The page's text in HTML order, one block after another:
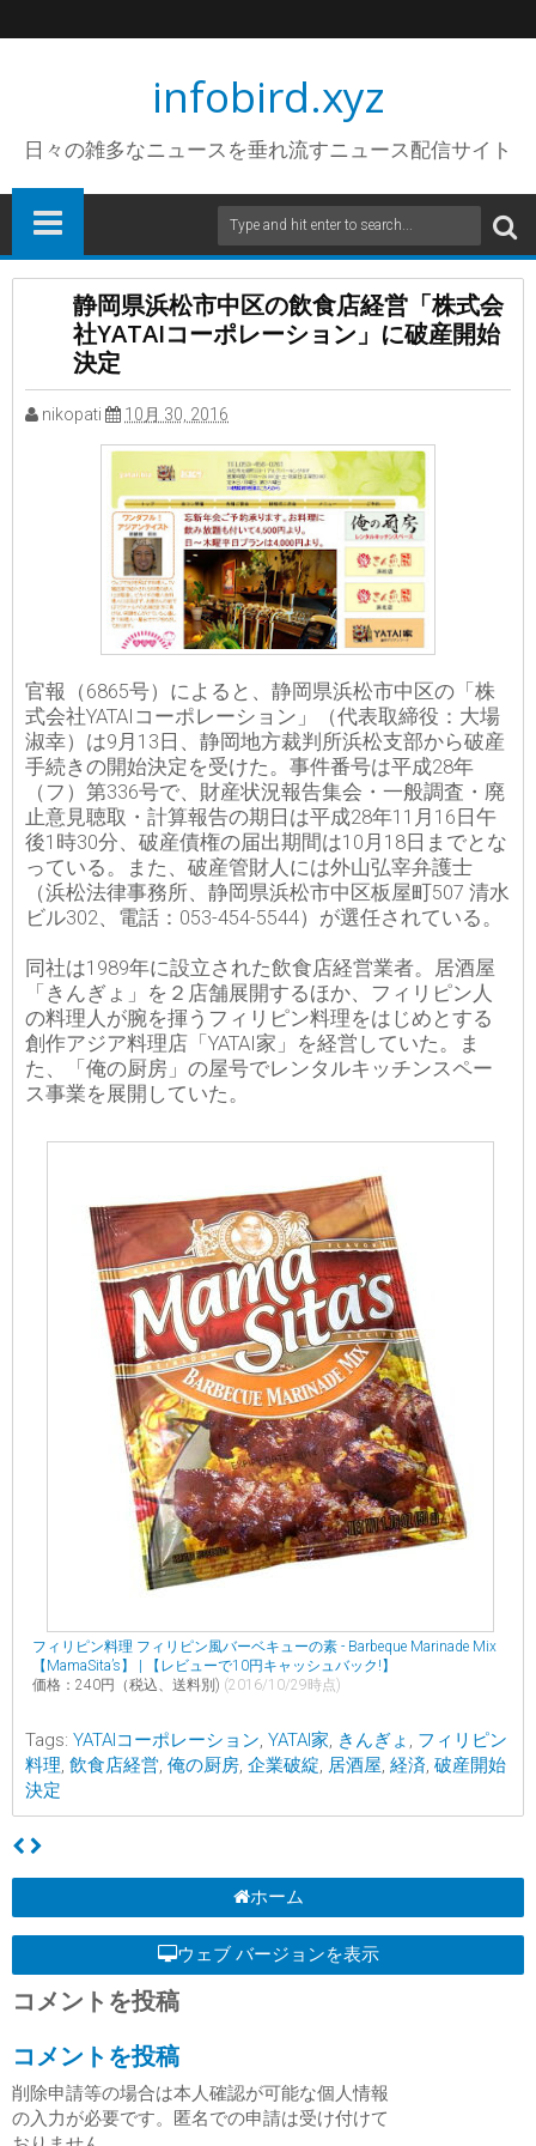
infobird.xyz
日々の雑多なニュースを垂れ流すニュース配信サイト
静岡県浜松市中区の飲食店経営「株式会
社YATAIコーポレーション」に破産開始
決定
nikopati 10月 30, 2016
官報（6865号）によると、静岡県浜松市中区の「株
式会社YATAIコーポレーション」（代表取締役：大場
淑幸）は9月13日、静岡地方裁判所浜松支部から破産
手続きの開始決定を受けた。事件番号は平成28年
（フ）第336号で、財産状況報告集会・一般調査・廃
止意見聴取・計算報告の期日は平成28年11月16日午
後1時30分、破産債権の届出期間は10月18日までとな
っている。また、破産管財人には外山弘宰弁護士
（浜松法律事務所、静岡県浜松市中区板屋町507 清水
ビル302、電話：053-454-5544）が選任されている。
同社は1989年に設立された飲食店経営業者。居酒屋
「きんぎょ」を２店舗展開するほか、フィリピン人
の料理人が腕を揮うフィリピン料理をはじめとする
創作アジア料理店「YATAI家」を経営していた。ま
た、「俺の厨房」の屋号でレンタルキッチンスペー
ス事業を展開していた。
フィリピン料理 フィリピン風バーベキューの素 - Barbeque Marinade Mix
【MamaSita’s】 | 【レビューで10円キャッシュバック!】
価格：240円（税込、送料別) (2016/10/29時点)
Tags: YATAIコーポレーション, YATAI家, きんぎょ , フィリピン
料理, 飲食店経営, 俺の厨房, 企業破綻, 居酒屋, 経済, 破産開始
決定
ホーム
ウェブ バージョンを表示
コメントを投稿
コメントを投稿
削除申請等の場合は本人確認が可能な個人情報
の入力が必要です。匿名での申請は受け付けて